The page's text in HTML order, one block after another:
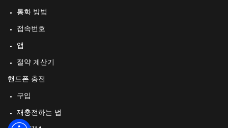
통화 방법
접속번호
앱
절약 계산기
핸드폰 충전
구입
재충전하는 법